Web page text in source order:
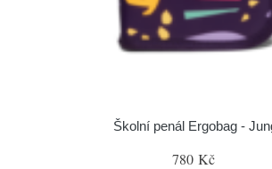
Školní penál Ergobag -
780 Kč